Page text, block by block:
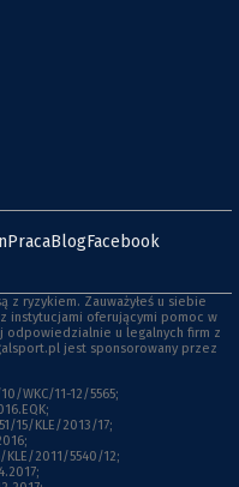
PracaBlogFacebook
z ryzykiem. Zauważyłeś u siebie
instytucjami oferującymi pomoc w
odpowiedzialnie u legalnych firm z
jest sponsorowany przez
WKC/11-12/5565;
15/KLE/2013/17;
KLE/2011/5540/12;